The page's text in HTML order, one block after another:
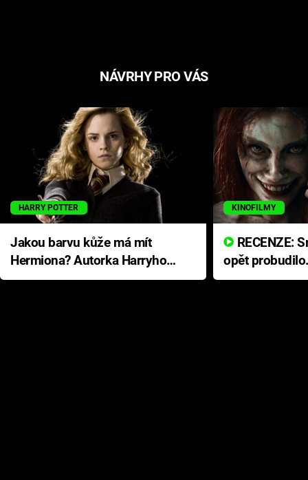
NÁVRHY PRO VÁS
HARRY POTTER
Jakou barvu kůže má mít
Hermiona? Autorka Harryho
Pottera přišla s ráznou
KINOFILMY
opět
přichází s